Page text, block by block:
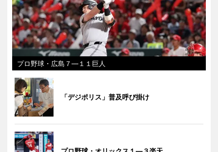
プロ野球・広島７―１１巨人
「デジポリス」普及呼び掛け